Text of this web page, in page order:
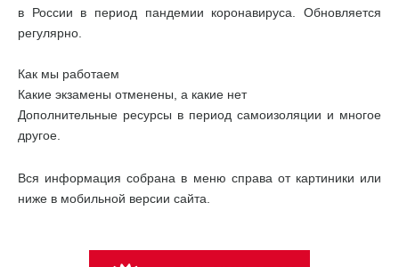
в России в период пандемии коронавируса. Обновляется
регулярно.
Как мы работаем
Какие экзамены отменены, а какие нет
Дополнительные ресурсы в период самоизоляции и многое
другое.
Вся информация собрана в меню справа от картиники или
ниже в мобильной версии сайта.